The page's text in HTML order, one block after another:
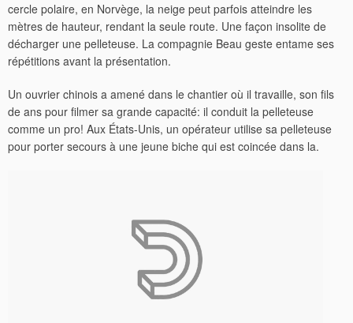
cercle polaire, en Norvège, la neige peut parfois atteindre les
mètres de hauteur, rendant la seule route. Une façon insolite de
décharger une pelleteuse. La compagnie Beau geste entame ses
répétitions avant la présentation.
Un ouvrier chinois a amené dans le chantier où il travaille, son fils
de ans pour filmer sa grande capacité: il conduit la pelleteuse
comme un pro! Aux États-Unis, un opérateur utilise sa pelleteuse
pour porter secours à une jeune biche qui est coincée dans la.